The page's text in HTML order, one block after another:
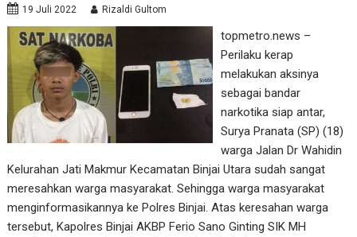
19 Juli 2022 Rizaldi Gultom
topmetro.news –
Perilaku kerap
melakukan aksinya
sebagai bandar
narkotika siap antar,
Surya Pranata (SP) (18)
warga Jalan Dr Wahidin
Kelurahan Jati Makmur Kecamatan Binjai Utara sudah sangat
meresahkan warga masyarakat. Sehingga warga masyarakat
menginformasikannya ke Polres Binjai. Atas keresahan warga
tersebut, Kapolres Binjai AKBP Ferio Sano Ginting SIK MH